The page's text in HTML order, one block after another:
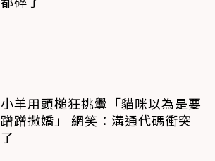
小羊用頭槌狂挑釁「貓咪以為是要
蹭蹭撒嬌」 網笑：溝通代碼衝突
了